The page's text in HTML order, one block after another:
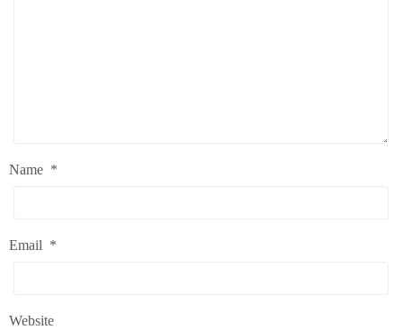
Name *
Email *
Website